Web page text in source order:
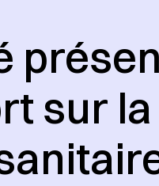
sur la